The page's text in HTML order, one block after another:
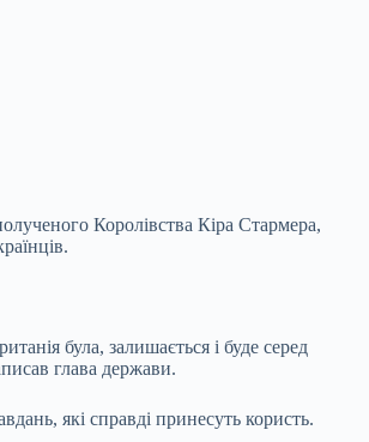
Королівства Кіра Стармера,
була, залишається і буде серед
глава держави.
які справді принесуть користь.